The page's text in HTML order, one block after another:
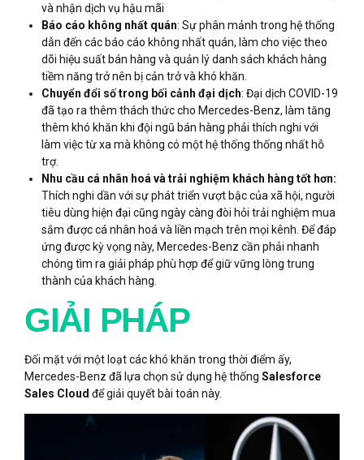
và nhận dịch vụ hậu mãi
Báo cáo không nhất quán: Sự phân mảnh trong hệ thống
dẫn đến các báo cáo không nhất quán, làm cho việc theo
dõi hiệu suất bán hàng và quản lý danh sách khách hàng
tiềm năng trở nên bị cản trở và khó khăn.
Chuyển đổi số trong bối cảnh đại dịch: Đại dịch COVID-19
đã tạo ra thêm thách thức cho Mercedes-Benz, làm tăng
thêm khó khăn khi đội ngũ bán hàng phải thích nghi với
làm việc từ xa mà không có một hệ thống thống nhất hỗ
trợ.
Nhu cầu cá nhân hoá và trải nghiệm khách hàng tốt hơn:
Thích nghi dần với sự phát triển vượt bậc của xã hội, người
tiêu dùng hiện đại cũng ngày càng đòi hỏi trải nghiệm mua
sắm được cá nhân hoá và liền mạch trên mọi kênh. Để đáp
ứng được kỳ vọng này, Mercedes-Benz cần phải nhanh
chóng tìm ra giải pháp phù hợp để giữ vững lòng trung
thành của khách hàng.
GIẢI PHÁP
Đối mặt với một loạt các khó khăn trong thời điểm ấy,
Mercedes-Benz đã lựa chọn sử dụng hệ thống Salesforce
Sales Cloud để giải quyết bài toán này.